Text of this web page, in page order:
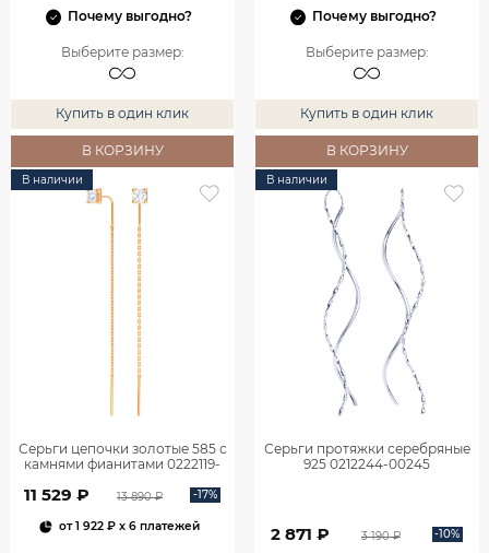
Почему выгодно?
Выберите размер:
Купить в один клик
В КОРЗИНУ
Почему выгодно?
Выберите размер:
Купить в один клик
В КОРЗИНУ
В наличии
Серьги цепочки золотые 585 с
камнями фианитами 0222119-
11 529 ₽ 13 890 ₽ -17%
от1 922 ₽x 6 платежей
В наличии
Серьги протяжки серебряные
925 0212244-00245
2 871 ₽ 3 190 ₽ -10%